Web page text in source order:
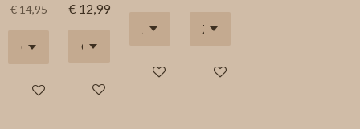
€ 14,95
In winkelwagen
€ 12,99
In winkelwagen
In winkelwagenIn winkelwagen